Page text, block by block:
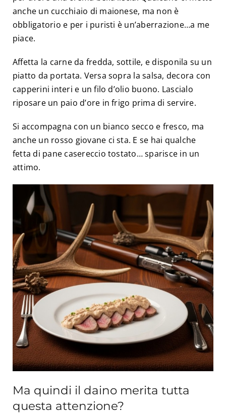
anche un cucchiaio di maionese, ma non è
obbligatorio e per i puristi è un’aberrazione…a me
piace.
Affetta la carne da fredda, sottile, e disponila su un
piatto da portata. Versa sopra la salsa, decora con
capperini interi e un filo d’olio buono. Lascialo
riposare un paio d’ore in frigo prima di servire.
Si accompagna con un bianco secco e fresco, ma
anche un rosso giovane ci sta. E se hai qualche
fetta di pane casereccio tostato… sparisce in un
attimo.
Ma quindi il daino merita tutta
questa attenzione?